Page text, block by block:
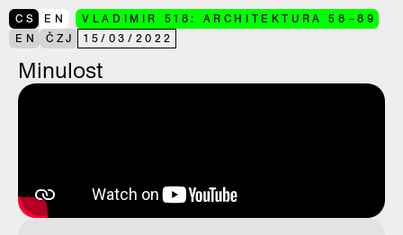
CS EN
VLADIMIR 518: ARCHITEKTURA 58–89
EN
ČZJ 15/ 03/ 2022
Minulost